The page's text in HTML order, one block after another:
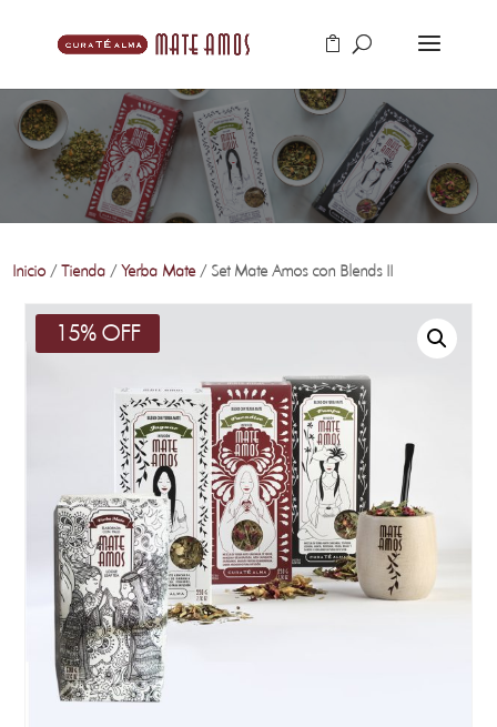
Inicio /Tienda /Yerba Mate/ Set Mate Amos con Blends II
15% OFF